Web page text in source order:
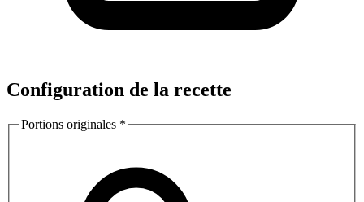
Configuration de la recette
Portions originales *